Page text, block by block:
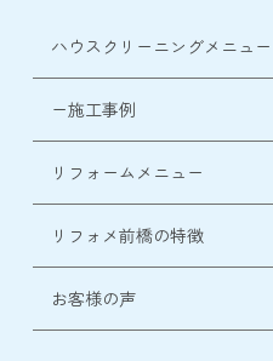
ハウスクリーニングメニュー
ー施工事例
リフォームメニュー
リフォメ前橋の特徴
お客様の声